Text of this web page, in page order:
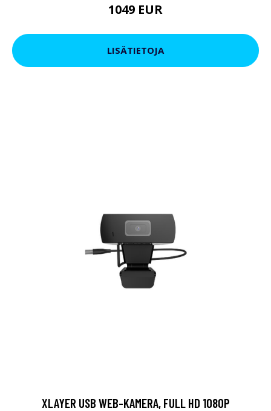
1049 EUR
LISÄTIETOJA
XLAYER USB WEB-KAMERA, FULL HD 1080P